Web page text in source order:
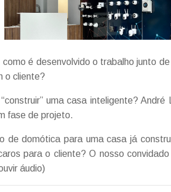
como é desenvolvido o trabalho junto
o cliente?
uma casa inteligente? André
fase de projeto.
de domótica para uma casa já
para o cliente? O nosso
áudio)